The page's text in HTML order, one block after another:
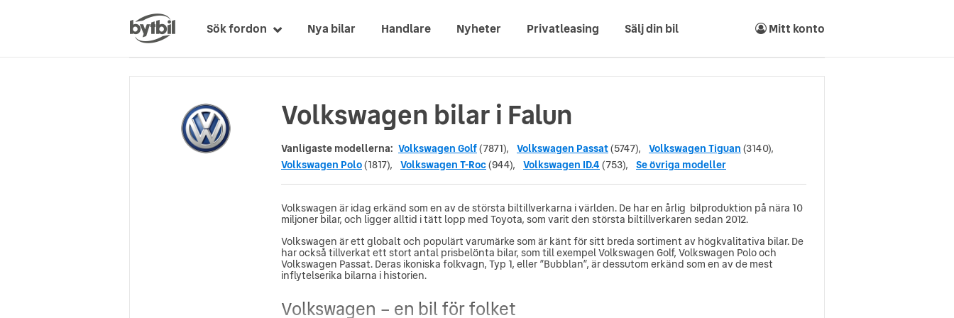
Sök fordon Nya bilar Handlare Nyheter Privatleasing Sälj din bil Mitt konto
Volkswagen bilar i Falun
Vanligaste modellerna: Volkswagen Golf(7871), Volkswagen Passat(5747), Volkswagen Tiguan (3140),
Volkswagen Polo(1817), Volkswagen T-Roc(944), Volkswagen ID.4 (753), Se övriga modeller
Volkswagen är idag erkänd som en av de största biltillverkarna i världen. De har en årlig bilproduktion på nära 10
miljoner bilar, och ligger alltid i tätt lopp med Toyota, som varit den största biltillverkaren sedan 2012.
Volkswagen är ett globalt och populärt varumärke som är känt för sitt breda sortiment av högkvalitativa bilar. De
har också tillverkat ett stort antal prisbelönta bilar, som till exempel Volkswagen Golf, Volkswagen Polo och
Volkswagen Passat. Deras ikoniska folkvagn, Typ 1, eller ”Bubblan”, är dessutom erkänd som en av de mest
inflytelserika bilarna i historien.
Volkswagen – en bil för folket